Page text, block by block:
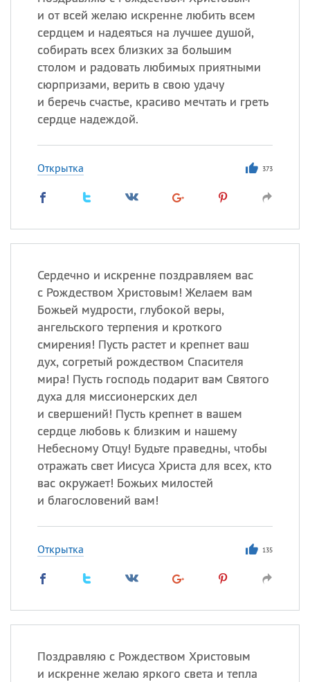
и от всей желаю искренне любить всем
сердцем и надеяться на лучшее душой,
собирать всех близких за большим
столом и радовать любимых приятными
сюрпризами, верить в свою удачу
и беречь счастье, красиво мечтать и греть
сердце надеждой.
Открытка 373
Сердечно и искренне поздравляем вас
с Рождеством Христовым! Желаем вам
Божьей мудрости, глубокой веры,
ангельского терпения и кроткого
смирения! Пусть растет и крепнет ваш
дух, согретый рождеством Спасителя
мира! Пусть господь подарит вам Святого
духа для миссионерских дел
и свершений! Пусть крепнет в вашем
сердце любовь к близким и нашему
Небесному Отцу! Будьте праведны, чтобы
отражать свет Иисуса Христа для всех, кто
вас окружает! Божьих милостей
и благословений вам!
Открытка 135
Поздравляю с Рождеством Христовым
и искренне желаю яркого света и тепла